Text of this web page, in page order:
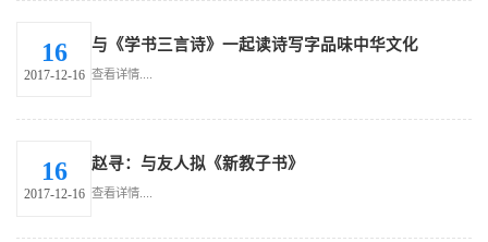
16
2017-12-16
与《学书三言诗》一起读诗写字品味中华文化
查看详情....
16
2017-12-16
赵寻：与友人拟《新教子书》
查看详情....